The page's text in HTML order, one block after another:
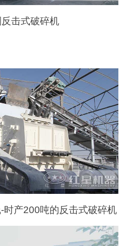
击式破碎机
时产200吨的反击式破碎机